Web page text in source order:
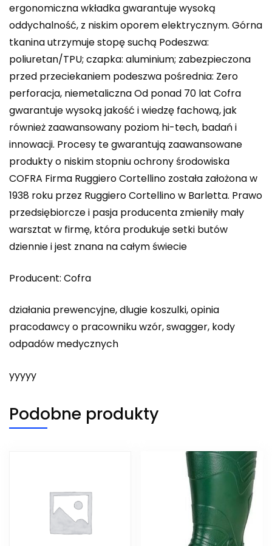
ergonomiczna wkładka gwarantuje wysoką
oddychalność, z niskim oporem elektrycznym. Górna
tkanina utrzymuje stopę suchą Podeszwa:
poliuretan/TPU; czapka: aluminium; zabezpieczona
przed przeciekaniem podeszwa pośrednia: Zero
perforacja, niemetaliczna Od ponad 70 lat Cofra
gwarantuje wysoką jakość i wiedzę fachową, jak
również zaawansowany poziom hi-tech, badań i
innowacji. Procesy te gwarantują zaawansowane
produkty o niskim stopniu ochrony środowiska
COFRA Firma Ruggiero Cortellino została założona w
1938 roku przez Ruggiero Cortellino w Barletta. Prawo
przedsiębiorcze i pasja producenta zmieniły mały
warsztat w firmę, która produkuje setki butów
dziennie i jest znana na całym świecie
Producent: Cofra
działania prewencyjne, dlugie koszulki, opinia
pracodawcy o pracowniku wzór, swagger, kody
odpadów medycznych
yyyyy
Podobne produkty